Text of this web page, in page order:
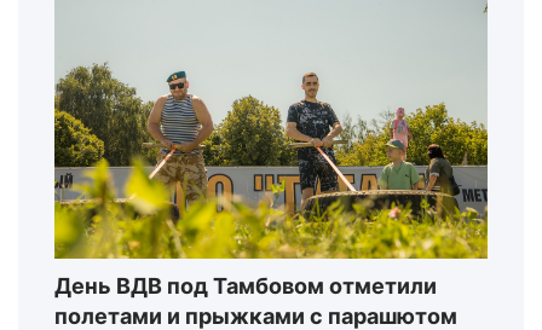
День ВДВ под Тамбовом отметили
полетами и прыжками с парашютом